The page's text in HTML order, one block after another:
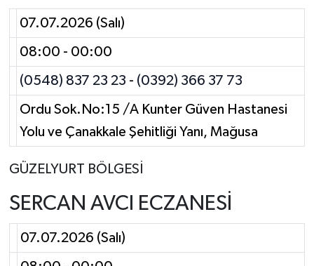
07.07.2026 (Salı)
08:00 - 00:00
(0548) 837 23 23 - (0392) 366 37 73
Ordu Sok.No:15 /A Kunter Güven Hastanesi
Yolu ve Çanakkale Şehitliği Yanı, Mağusa
GÜZELYURT BÖLGESİ
SERCAN AVCI ECZANESİ
07.07.2026 (Salı)